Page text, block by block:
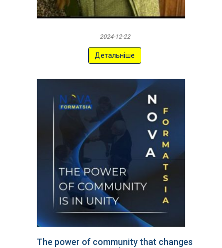
2024-12-22
Детальніше
The power of community that changes